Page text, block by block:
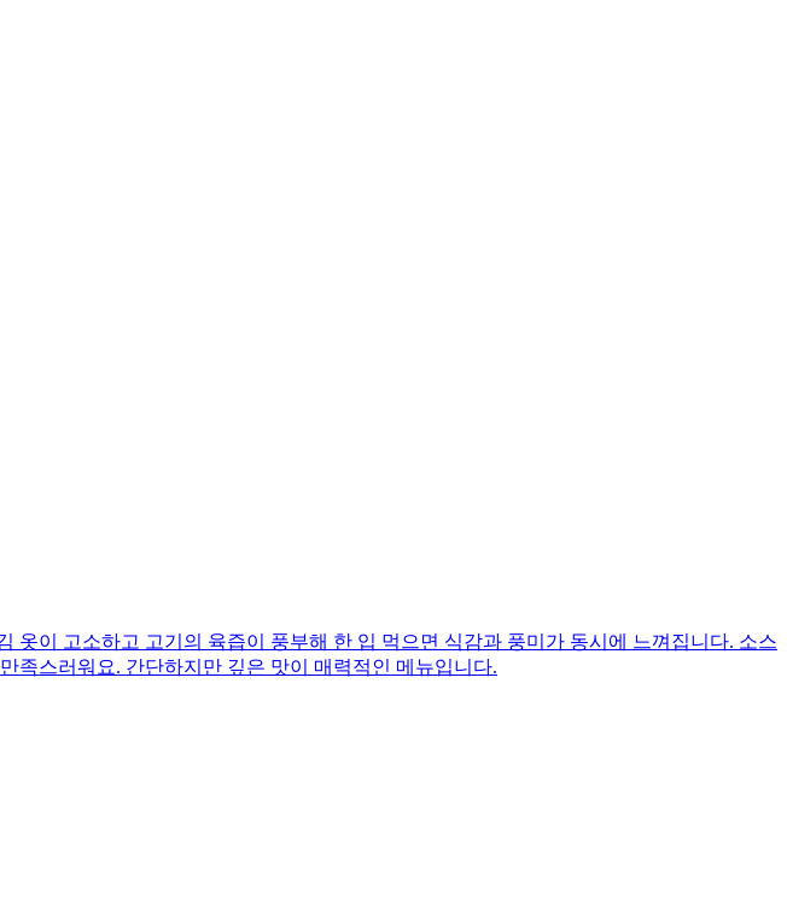
이 고소하고 고기의 육즙이 풍부해 한 입 먹으면 식감과 풍미가 동시에 느껴집니다. 소스
족스러워요. 간단하지만 깊은 맛이 매력적인 메뉴입니다.